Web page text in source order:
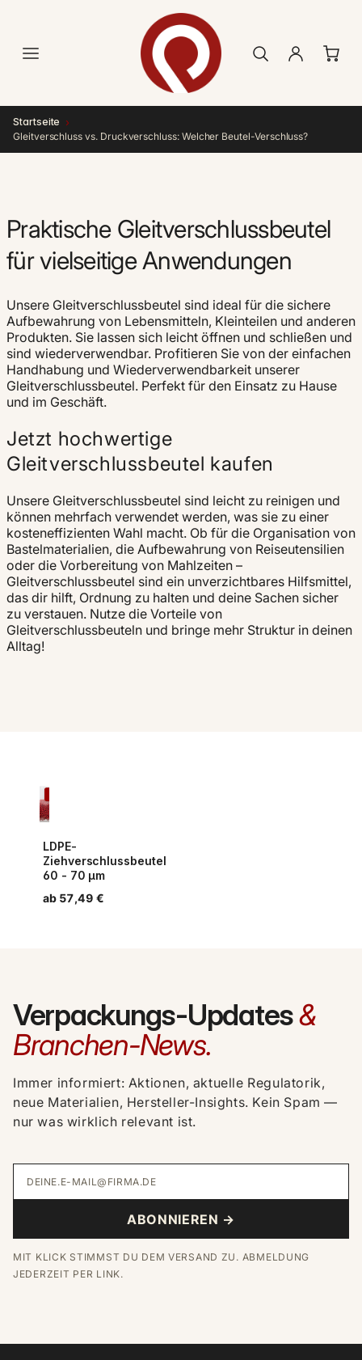
Startseite ›
Gleitverschluss vs. Druckverschluss: Welcher Beutel-Verschluss?
Praktische Gleitverschlussbeutel
für vielseitige Anwendungen
Unsere Gleitverschlussbeutel sind ideal für die sichere
Aufbewahrung von Lebensmitteln, Kleinteilen und anderen
Produkten. Sie lassen sich leicht öffnen und schließen und
sind wiederverwendbar. Profitieren Sie von der einfachen
Handhabung und Wiederverwendbarkeit unserer
Gleitverschlussbeutel. Perfekt für den Einsatz zu Hause
und im Geschäft.
Jetzt hochwertige
Gleitverschlussbeutel kaufen
Unsere Gleitverschlussbeutel sind leicht zu reinigen und
können mehrfach verwendet werden, was sie zu einer
kosteneffizienten Wahl macht. Ob für die Organisation von
Bastelmaterialien, die Aufbewahrung von Reiseutensilien
oder die Vorbereitung von Mahlzeiten –
Gleitverschlussbeutel sind ein unverzichtbares Hilfsmittel,
das dir hilft, Ordnung zu halten und deine Sachen sicher
zu verstauen. Nutze die Vorteile von
Gleitverschlussbeuteln und bringe mehr Struktur in deinen
Alltag!
LDPE-
Ziehverschlussbeutel
60 - 70 µm
Normaler Preis
ab 57,49 €
Verpackungs-Updates&
Branchen-News.
Immer informiert: Aktionen, aktuelle Regulatorik,
neue Materialien, Hersteller-Insights. Kein Spam —
nur was wirklich relevant ist.
ABONNIEREN →
MIT KLICK STIMMST DU DEM VERSAND ZU. ABMELDUNG
JEDERZEIT PER LINK.